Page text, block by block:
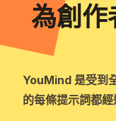
為創作
YouMind 是受到
的每條提示詞都